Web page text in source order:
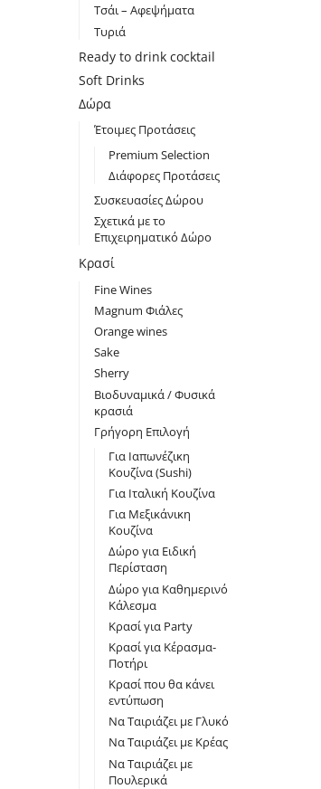
Τσάι – Αφεψήματα
Τυριά
Ready to drink cocktail
Soft Drinks
Δώρα
Έτοιμες Προτάσεις
Premium Selection
Διάφορες Προτάσεις
Συσκευασίες Δώρου
Σχετικά με το
Επιχειρηματικό Δώρο
Κρασί
Fine Wines
Magnum Φιάλες
Orange wines
Sake
Sherry
Βιοδυναμικά / Φυσικά
κρασιά
Γρήγορη Επιλογή
Για Iαπωνέζικη
Κουζίνα (Sushi)
Για Ιταλική Κουζίνα
Για Μεξικάνικη
Κουζίνα
Δώρο για Ειδική
Περίσταση
Δώρο για Καθημερινό
Κάλεσμα
Κρασί για Party
Κρασί για Κέρασμα-
Ποτήρι
Κρασί που θα κάνει
εντύπωση
Να Ταιριάζει με Γλυκό
Να Ταιριάζει με Κρέας
Να Ταιριάζει με
Πουλερικά